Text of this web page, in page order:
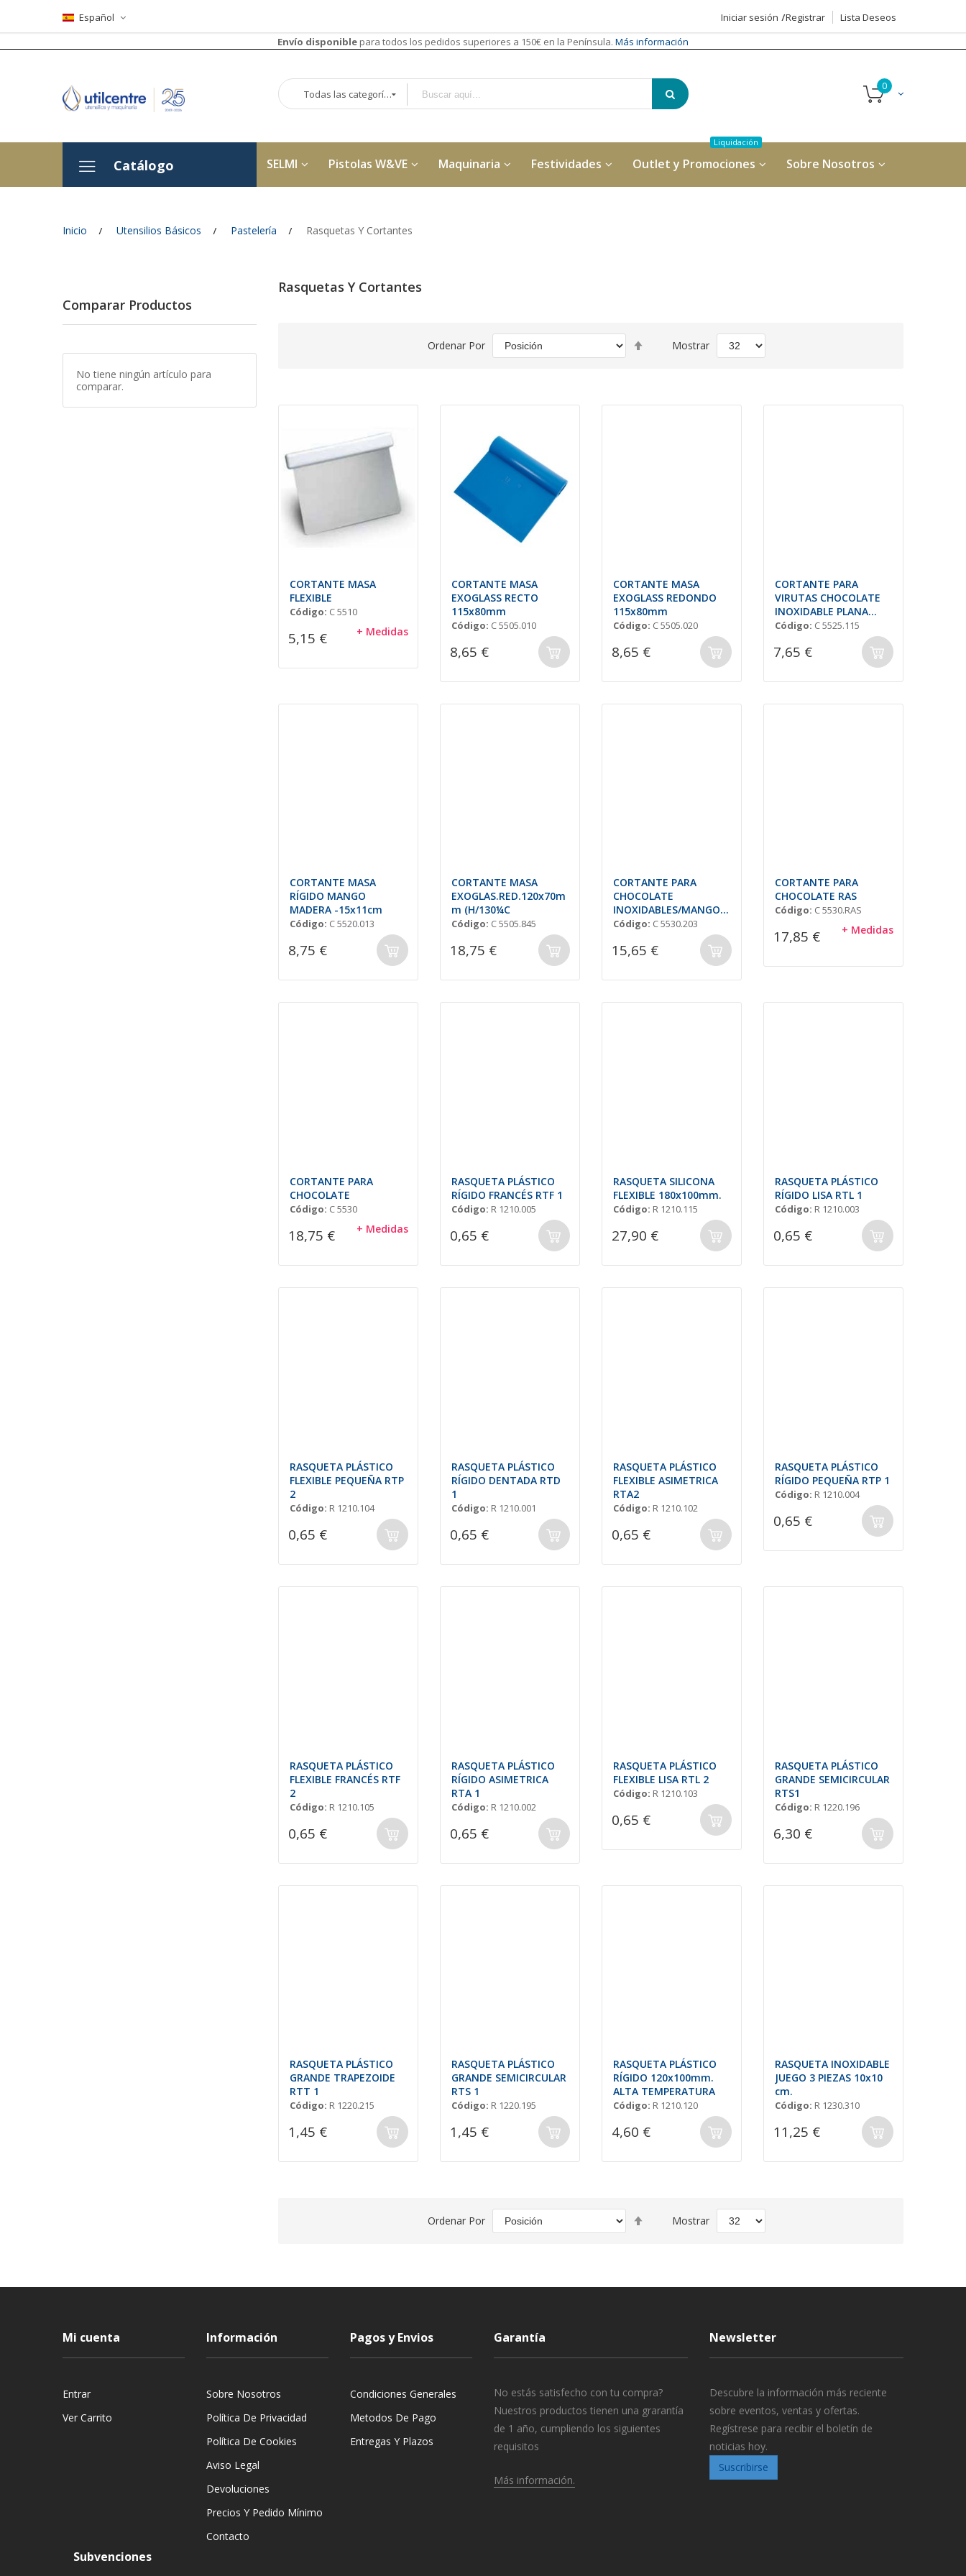
Español Iniciar sesión Registrar
Lista Deseos
Envío disponible para todos los pedidos superiores a 150€ en la Península. Más información
Todas las categorías
Catálogo SELMI Pistolas W&VE Maquinaria Festividades Outlet y Promociones Sobre Nosotros
Inicio Utensilios Básicos Pastelería Rasquetas Y Cortantes
Rasquetas Y Cortantes
Ordenar Por Mostrar
CORTANTE MASA
FLEXIBLE
Código: C 5510
5,15 € + Medidas
CORTANTE MASA
EXOGLASS RECTO
115x80mm
Código: C 5505.010
8,65 €
CORTANTE MASA
EXOGLASS REDONDO
115x80mm
Código: C 5505.020
8,65 €
CORTANTE PARA
VIRUTAS CHOCOLATE
INOXIDABLE PLANA
120x115mm
Código: C 5525.115
7,65 €
CORTANTE MASA
RÍGIDO MANGO
MADERA -15x11cm
Código: C 5520.013
8,75 €
CORTANTE MASA
EXOGLAS.RED.120x70m
m (H/130¼C
Código: C 5505.845
18,75 €
CORTANTE PARA
CHOCOLATE
INOXIDABLES/MANGO(R
AS 3) 14,5X19,5cm
Código: C 5530.203
15,65 €
CORTANTE PARA
CHOCOLATE RAS
Código: C 5530.RAS
17,85 € + Medidas
CORTANTE PARA
CHOCOLATE
Código: C 5530
18,75 € + Medidas
RASQUETA PLÁSTICO
RÍGIDO FRANCÉS RTF 1
Código: R 1210.005
0,65 €
RASQUETA SILICONA
FLEXIBLE 180x100mm.
Código: R 1210.115
27,90 €
RASQUETA PLÁSTICO
RÍGIDO LISA RTL 1
Código: R 1210.003
0,65 €
RASQUETA PLÁSTICO
FLEXIBLE PEQUEÑA RTP
2
Código: R 1210.104
0,65 €
RASQUETA PLÁSTICO
RÍGIDO DENTADA RTD
1
Código: R 1210.001
0,65 €
RASQUETA PLÁSTICO
FLEXIBLE ASIMETRICA
RTA2
Código: R 1210.102
0,65 €
RASQUETA PLÁSTICO
RÍGIDO PEQUEÑA RTP 1
Código: R 1210.004
0,65 €
RASQUETA PLÁSTICO
FLEXIBLE FRANCÉS RTF
2
Código: R 1210.105
0,65 €
RASQUETA PLÁSTICO
RÍGIDO ASIMETRICA
RTA 1
Código: R 1210.002
0,65 €
RASQUETA PLÁSTICO
FLEXIBLE LISA RTL 2
Código: R 1210.103
0,65 €
RASQUETA PLÁSTICO
GRANDE SEMICIRCULAR
RTS1
Código: R 1220.196
6,30 €
RASQUETA PLÁSTICO
GRANDE TRAPEZOIDE
RTT 1
Código: R 1220.215
1,45 €
RASQUETA PLÁSTICO
GRANDE SEMICIRCULAR
RTS 1
Código: R 1220.195
1,45 €
RASQUETA PLÁSTICO
RÍGIDO 120x100mm.
ALTA TEMPERATURA
Código: R 1210.120
4,60 €
RASQUETA INOXIDABLE
JUEGO 3 PIEZAS 10x10
cm.
Código: R 1230.310
11,25 €
Ordenar Por Mostrar
Comparar Productos
No tiene ningún artículo para
comparar.
Mi cuenta
Entrar
Ver Carrito
Información
Sobre Nosotros
Política De Privacidad
Política De Cookies
Aviso Legal
Devoluciones
Precios Y Pedido Mínimo
Contacto
Pagos y Envios
Condiciones Generales
Metodos De Pago
Entregas Y Plazos
Garantía
No estás satisfecho con tu compra?
Nuestros productos tienen una grarantía
de 1 año, cumpliendo los siguientes
requisitos
Más información.
Newsletter
Descubre la información más reciente
sobre eventos, ventas y ofertas.
Regístrese para recibir el boletín de
noticias hoy.
Suscribirse
Subvenciones